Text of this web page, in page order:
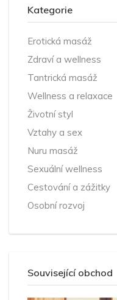
Kategorie
Erotická masáž
Zdraví a wellness
Tantrická masáž
Wellness a relaxace
Životní styl
Vztahy a sex
Nuru masáž
Sexuální wellness
Cestování a zážitky
Osobní rozvoj
Související obchod